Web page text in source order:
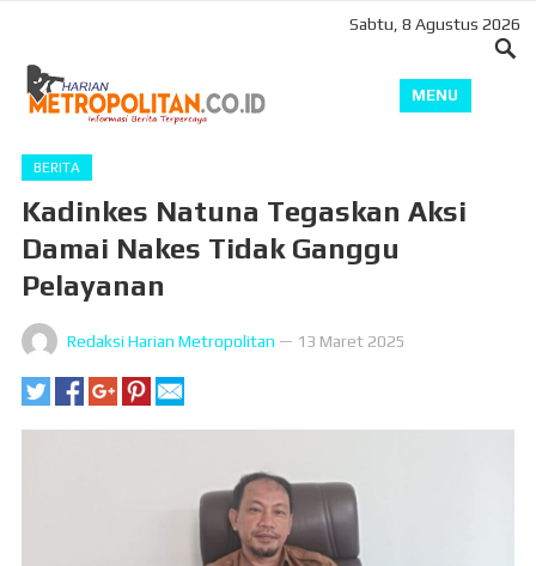
Sabtu, 8 Agustus 2026
MENU
BERITA
Kadinkes Natuna Tegaskan Aksi
Damai Nakes Tidak Ganggu
Pelayanan
Redaksi Harian Metropolitan — 13 Maret 2025